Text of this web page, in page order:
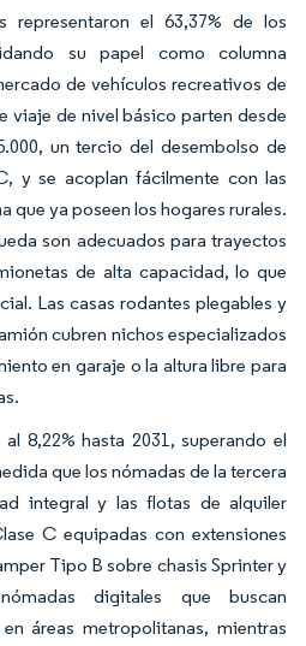
representaron el 63,37% de los
su papel como columna
de vehículos recreativos de
viaje de nivel básico parten desde
un tercio del desembolso de
y se acoplan fácilmente con las
que ya poseen los hogares rurales.
son adecuados para trayectos
de alta capacidad, lo que
Las casas rodantes plegables y
cubren nichos especializados
en garaje o la altura libre para
8,22% hasta 2031, superando el
que los nómadas de la tercera
integral y las flotas de alquiler
C equipadas con extensiones
Tipo B sobre chasis Sprinter y
digitales que buscan
áreas metropolitanas, mientras